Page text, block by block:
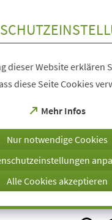
dieser Website erklären
diese Seite Cookies
Mehr Infos
(Öffnet
einem
Tab)
Nur notwendige Cookies
Alle Cookies akzeptieren